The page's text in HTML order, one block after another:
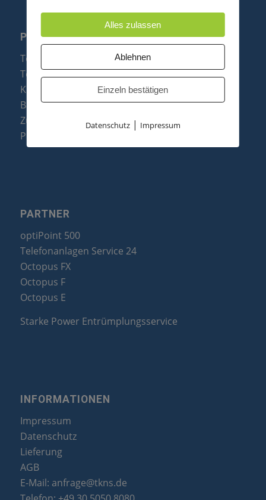
PRODUKTE
Telefonanlagen
Telefone
Konftel Konferenztelefone
Baugruppen
Zubehör & Ersatzteile
Produktzusammenfassung
PARTNER
optiPoint 500
Telefonanlagen Service 24
Octopus FX
Octopus F
Octopus E
Starke Power Entrümplungsservice
INFORMATIONEN
Impressum
Datenschutz
Lieferung
AGB
E-Mail: anfrage@tkns.de
Alles zulassen
Ablehnen
Einzeln bestätigen
Datenschutz| Impressum